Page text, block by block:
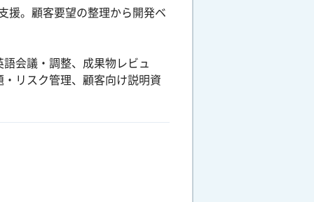
援。顧客要望の整理から開発ベ
会議・調整、成果物レビュ
リスク管理、顧客向け説明資